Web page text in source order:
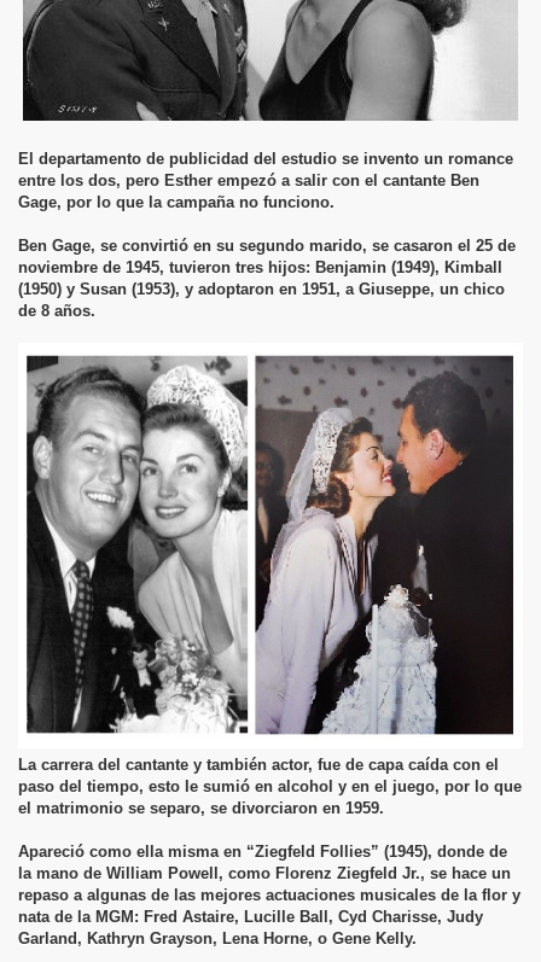
El departamento de publicidad del estudio se invento un romance
entre los dos, pero Esther empezó a salir con el cantante Ben
Gage, por lo que la campaña no funciono.
Ben Gage, se convirtió en su segundo marido, se casaron el 25 de
noviembre de 1945, tuvieron tres hijos: Benjamin (1949), Kimball
(1950) y Susan (1953), y adoptaron en 1951, a Giuseppe, un chico
de 8 años.
La carrera del cantante y también actor, fue de capa caída con el
paso del tiempo, esto le sumió en alcohol y en el juego, por lo que
el matrimonio se separo, se divorciaron en 1959.
Apareció como ella misma en “Ziegfeld Follies” (1945), donde de
la mano de William Powell, como Florenz Ziegfeld Jr., se hace un
repaso a algunas de las mejores actuaciones musicales de la flor y
nata de la MGM: Fred Astaire, Lucille Ball, Cyd Charisse, Judy
Garland, Kathryn Grayson, Lena Horne, o Gene Kelly.